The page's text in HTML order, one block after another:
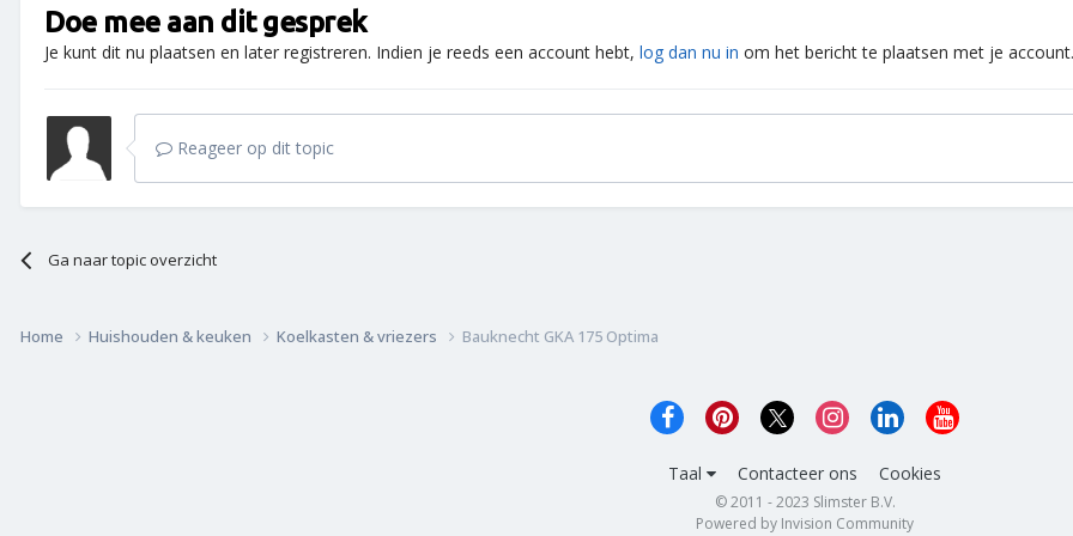
Doe mee aan dit gesprek
Je kunt dit nu plaatsen en later registreren. Indien je reeds een account hebt, log dan nu in om het bericht te plaatsen met je account.
Reageer op dit topic
Ga naar topic overzicht
Home Huishouden & keuken Koelkasten & vriezers Bauknecht GKA 175 Optima
Taal Contacteer ons Cookies
© 2011 - 2023 Slimster B.V.
Powered by Invision Community